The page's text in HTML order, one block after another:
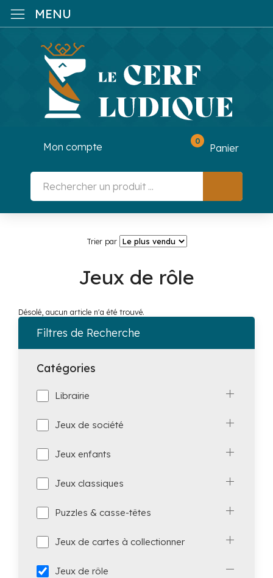
MENU
Mon compte 0
Panier
Filtres de Recherche
Catégories
Librairie
Jeux de société
Jeux enfants
Jeux classiques
Puzzles & casse-têtes
Jeux de cartes à collectionner
Jeux de rôle
Trier par
Jeux de rôle
Désolé, aucun article n'a été trouvé.